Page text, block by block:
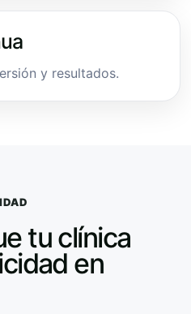
y resultados.
tu clínica
en